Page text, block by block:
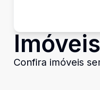
Confira imóveis